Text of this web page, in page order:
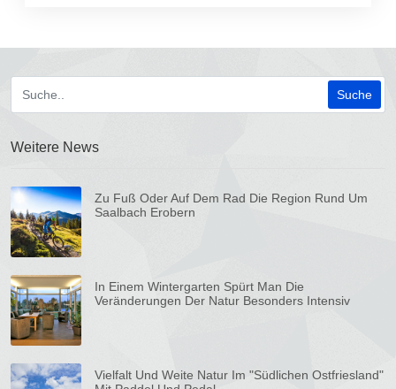
Weitere News
Zu Fuß Oder Auf Dem Rad Die Region Rund Um
Saalbach Erobern
In Einem Wintergarten Spürt Man Die
Veränderungen Der Natur Besonders Intensiv
Vielfalt Und Weite Natur Im "Südlichen Ostfriesland"